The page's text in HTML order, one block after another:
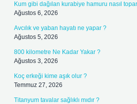
Kum gibi dağılan kurabiye hamuru nasıl
Ağustos 6, 2026
Avcılık ve yaban hayatı ne yapar ?
Ağustos 5, 2026
800 kilometre Ne Kadar Yakar ?
Ağustos 3, 2026
Koç erkeği kime aşık olur ?
Temmuz 27, 2026
Titanyum tavalar sağlıklı mıdır ?